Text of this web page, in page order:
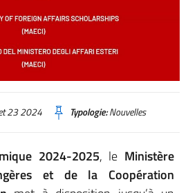
23 2024 Typologie:Nouvelles
2024-2025, le Ministère
et de la Coopération